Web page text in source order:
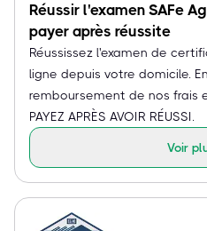
Réussir l'examen SAFe
payer après réussite
Réussissez l'examen de
ligne depuis votre domicile.
remboursement de nos frais
PAYEZ APRÈS AVOIR RÉUSSI.
Voir